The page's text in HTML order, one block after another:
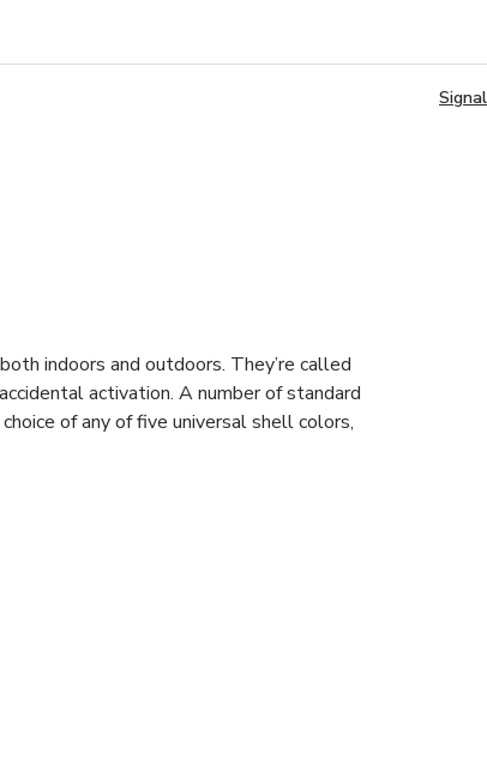
indoors and outdoors. They’re called
activation. A number of standard
of any of five universal shell colors,